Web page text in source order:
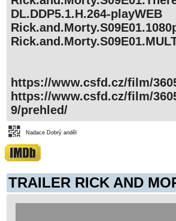
DL.DDP5.1.H.264-playWEB
https://www.csfd.cz/film/
https://www.csfd.cz/film/
9/prehled/
Nadace Dobrý anděl
TRAILER RICK AND